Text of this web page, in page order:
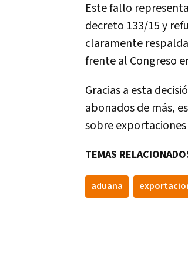
Este fallo
decreto 133/15 y
claramente
frente al Congreso
Gracias a esta
abonados de más,
sobre
TEMAS
aduana